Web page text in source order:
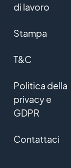
di lavoro
Stampa
T&C
Politica della
privacy e
GDPR
Contattaci